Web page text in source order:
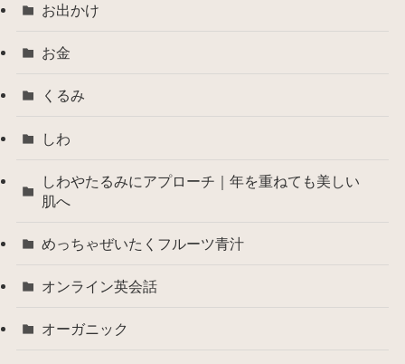
お出かけ
お金
くるみ
しわ
しわやたるみにアプローチ｜年を重ねても美しい
肌へ
めっちゃぜいたくフルーツ青汁
オンライン英会話
オーガニック